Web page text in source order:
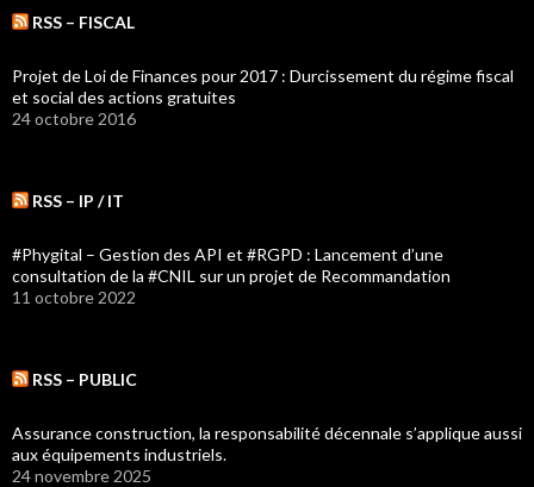
RSS – FISCAL
Projet de Loi de Finances pour 2017 : Durcissement du régime fiscal
et social des actions gratuites
24 octobre 2016
RSS – IP / IT
#Phygital – Gestion des API et #RGPD : Lancement d’une
consultation de la #CNIL sur un projet de Recommandation
11 octobre 2022
RSS – PUBLIC
Assurance construction, la responsabilité décennale s’applique aussi
aux équipements industriels.
24 novembre 2025